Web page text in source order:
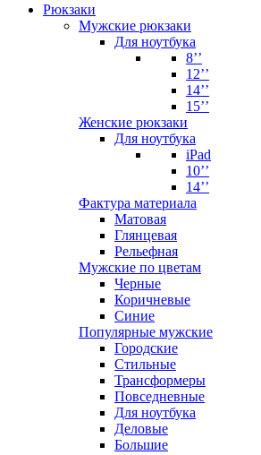
Рюкзаки
Мужские рюкзаки
Для ноутбука
8’’
12’’
14’’
15’’
Женские рюкзаки
Для ноутбука
iPad
10’’
14’’
Фактура материала
Матовая
Глянцевая
Рельефная
Мужские по цветам
Черные
Коричневые
Синие
Популярные мужские
Городские
Стильные
Трансформеры
Повседневные
Для ноутбука
Деловые
Большие